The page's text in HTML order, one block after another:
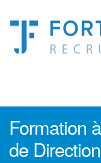
Formation
de Direction